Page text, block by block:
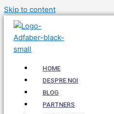
Skip to content
HOME
DESPRE NOI
BLOG
PARTNERS